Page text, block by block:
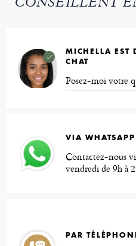
MICHELLA EST
CHAT
Posez-moi votre
VIA WHATSAPP
Contactez-nous
vendredi de 9h à
PAR